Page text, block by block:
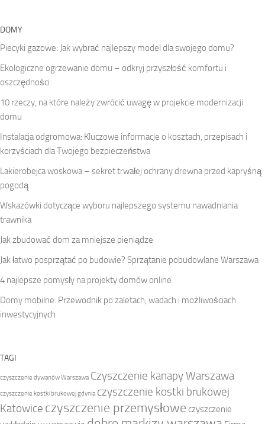
DOMY
Piecyki gazowe: Jak wybrać najlepszy model dla swojego domu?
Ekologiczne ogrzewanie domu – odkryj przyszłość komfortu i
oszczędności
10 rzeczy, na które należy zwrócić uwagę w projekcie modernizacji
domu
Instalacja odgromowa: Kluczowe informacje o kosztach, przepisach i
korzyściach dla Twojego bezpieczeństwa
Lakierobejca woskowa – sekret trwałej ochrany drewna przed kapryśną
pogodą
Wskazówki dotyczące wyboru najlepszego systemu nawadniania
trawnika
Jak zbudować dom za mniejsze pieniądze
Jak łatwo posprzątać po budowie? Sprzątanie pobudowlane Warszawa
4 najlepsze pomysły na projekty domów online
Domy mobilne: Przewodnik po zaletach, wadach i możliwościach
inwestycyjnych
TAGI
czyszczenie dywanów Warszawa Czyszczenie kanapy Warszawa
czyszczenie kostki brukowej gdynia czyszczenie kostki brukowej
Katowice czyszczenie przemysłowe czyszczenie